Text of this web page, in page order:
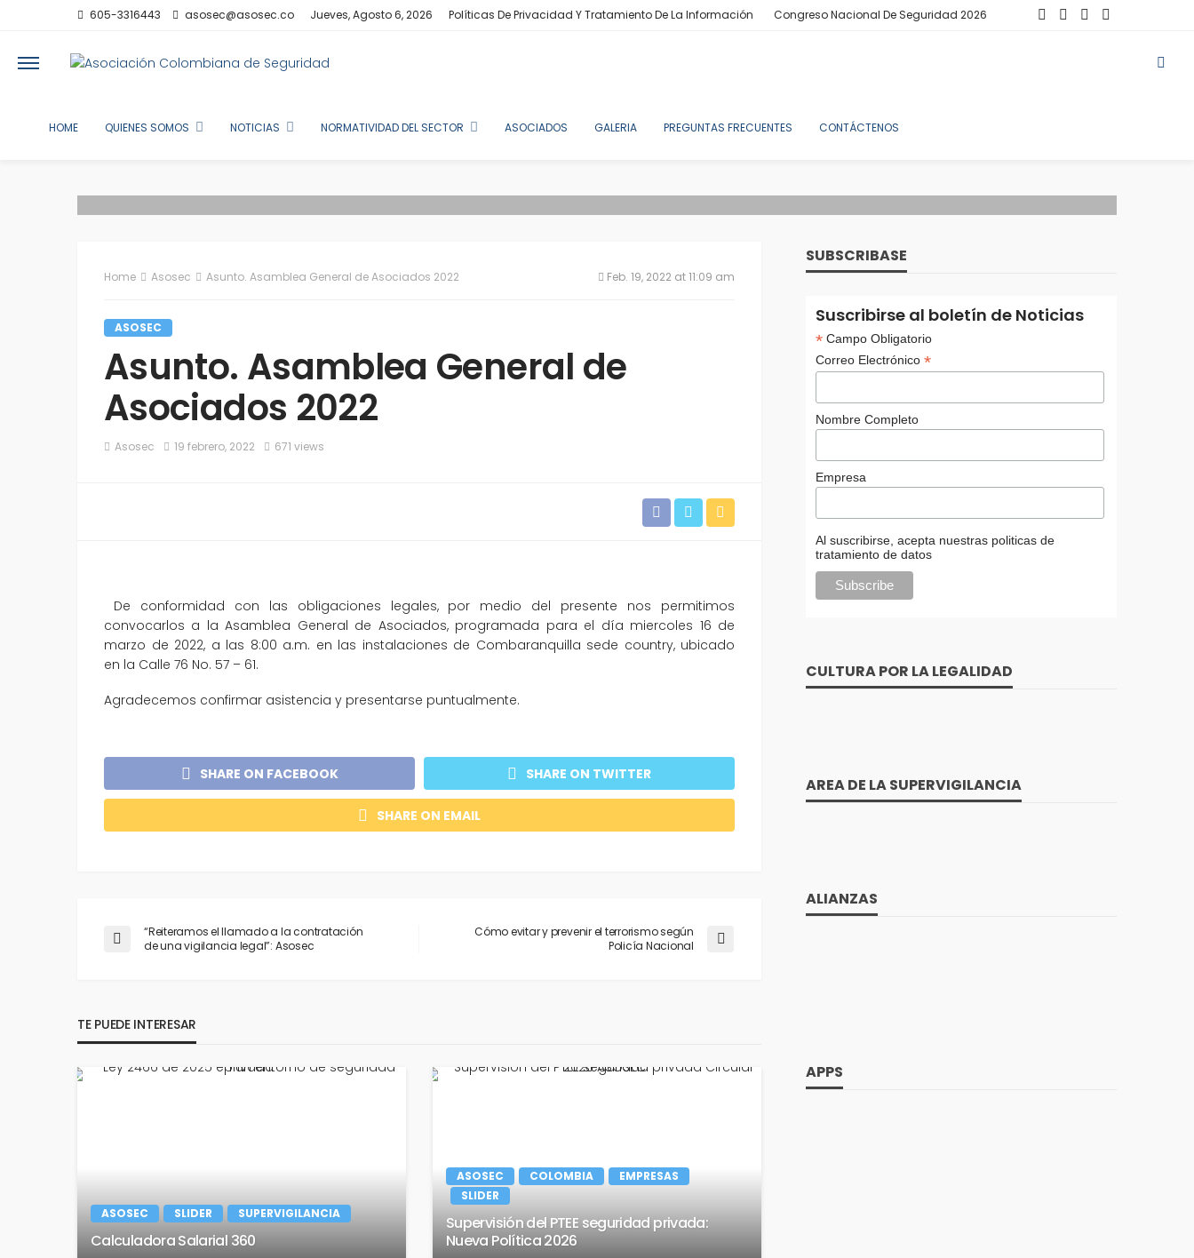
605-3316443 asosec@asosec.co Jueves, Agosto 6, 2026 Políticas De Privacidad Y Tratamiento De La Información Congreso Nacional De Seguridad 2026
HOME QUIENES SOMOS NOTICIAS NORMATIVIDAD DEL SECTOR ASOCIADOS GALERIA PREGUNTAS FRECUENTES CONTÁCTENOS
Home Asosec Asunto. Asamblea General de Asociados 2022 Feb. 19, 2022 at 11:09 am
ASOSEC
Asunto. Asamblea General de
Asociados 2022
Asosec 19 febrero, 2022 671 views
De conformidad con las obligaciones legales, por medio del presente nos permitimos
convocarlos a la Asamblea General de Asociados, programada para el día miercoles 16 de
marzo de 2022, a las 8:00 a.m. en las instalaciones de Combaranquilla sede country, ubicado
en la Calle 76 No. 57 – 61.
Agradecemos confirmar asistencia y presentarse puntualmente.
SHARE ON FACEBOOK SHARE ON TWITTER
SHARE ON EMAIL
“Reiteramos el llamado a la contratación
de una vigilancia legal”: Asosec
Cómo evitar y prevenir el terrorismo según
Policía Nacional
TE PUEDE INTERESAR
ASOSEC SLIDER SUPERVIGILANCIA
Calculadora Salarial 360
ASOSEC COLOMBIA
EMPRESAS
SLIDER
Supervisión del PTEE seguridad privada:
Nueva Política 2026
SUBSCRIBASE
Suscribirse al boletín de Noticias
*Campo Obligatorio
Correo Electrónico *
Nombre Completo
Empresa
Al suscribirse, acepta nuestras politicas de
tratamiento de datos
CULTURA POR LA LEGALIDAD
AREA DE LA SUPERVIGILANCIA
ALIANZAS
APPS